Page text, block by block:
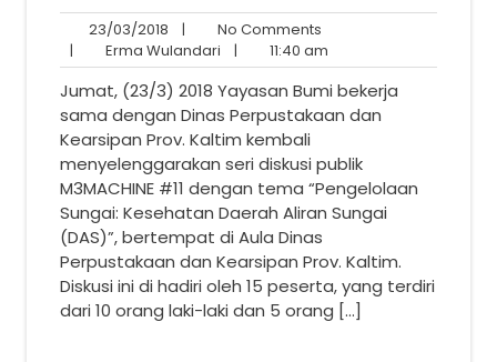
23/03/2018 23/03/2018
| No Comments
Comments
| Erma Wulandari Erma
Wulandari
| 11:40 am
am
Jumat, (23/3) 2018 Yayasan Bumi bekerja
sama dengan Dinas Perpustakaan dan
Kearsipan Prov. Kaltim kembali
menyelenggarakan seri diskusi publik
M3MACHINE #11 dengan tema “Pengelolaan
Sungai: Kesehatan Daerah Aliran Sungai
(DAS)”, bertempat di Aula Dinas
Perpustakaan dan Kearsipan Prov. Kaltim.
Diskusi ini di hadiri oleh 15 peserta, yang terdiri
dari 10 orang laki-laki dan 5 orang […]